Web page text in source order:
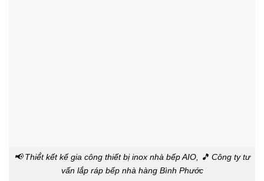
📢 Thiế́t kết kế gia công thiết bị inox nhà bếp AIO, 🎵 Công ty tư
vấn lắp ráp bếp nhà hàng Bình Phước